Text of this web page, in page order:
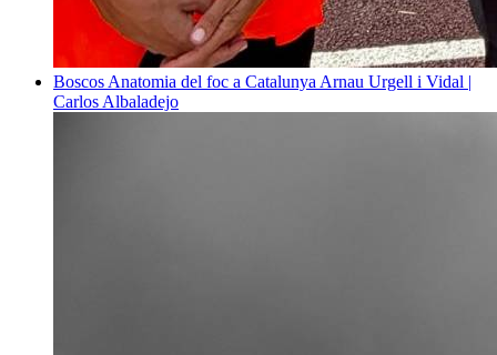
Boscos Anatomia del foc a Catalunya Arnau Urgell i Vidal |
Carlos Albaladejo